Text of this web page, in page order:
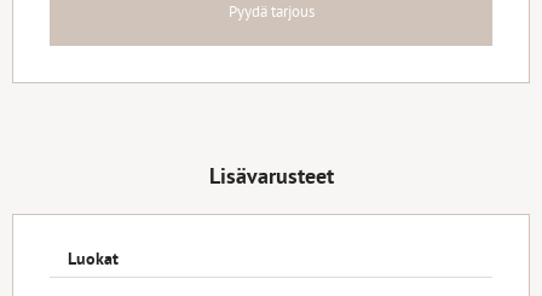
Pyydä tarjous
Lisävarusteet
Luokat